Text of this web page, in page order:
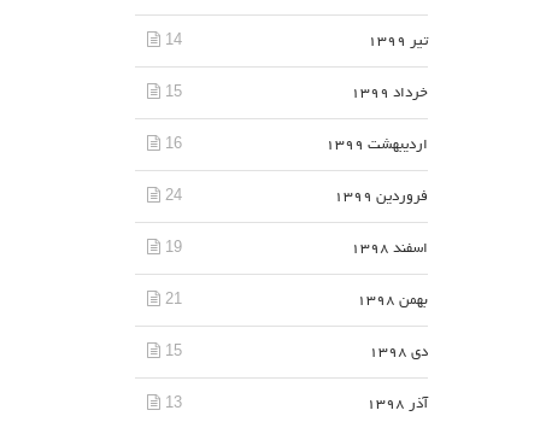
تیر 1399 14
خرداد 1399 15
اردیبهشت 1399 16
فروردین 1399 24
اسفند 1398 19
بهمن 1398 21
دی 1398 15
آذر 1398 13